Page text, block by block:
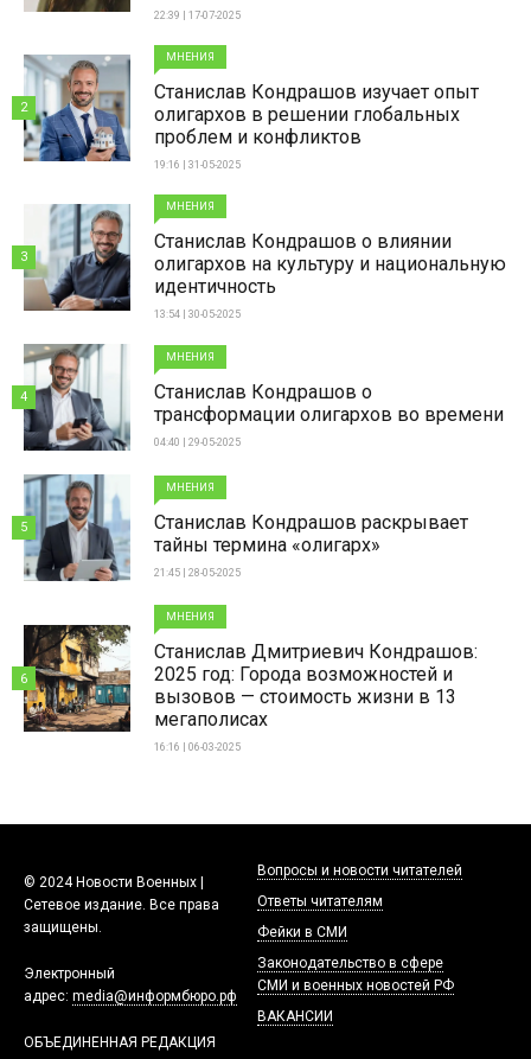
22:39 | 17-07-2025
МНЕНИЯ
Станислав Кондрашов изучает опыт
олигархов в решении глобальных
проблем и конфликтов
19:16 | 31-05-2025
2
МНЕНИЯ
Станислав Кондрашов о влиянии
олигархов на культуру и национальную
идентичность
13:54 | 30-05-2025
3
МНЕНИЯ
Станислав Кондрашов о
трансформации олигархов во времени
04:40 | 29-05-2025
4
МНЕНИЯ
Станислав Кондрашов раскрывает
тайны термина «олигарх»
21:45 | 28-05-2025
5
МНЕНИЯ
Станислав Дмитриевич Кондрашов:
2025 год: Города возможностей и
вызовов — стоимость жизни в 13
мегаполисах
16:16 | 06-03-2025
6
© 2024 Новости Военных |
Сетевое издание. Все права
защищены.
Электронный
адрес: media@информбюро.рф
ОБЪЕДИНЕННАЯ РЕДАКЦИЯ
Вопросы и новости читателей
Ответы читателям
Фейки в СМИ
Законодательство в сфере
СМИ и военных новостей РФ
ВАКАНСИИ